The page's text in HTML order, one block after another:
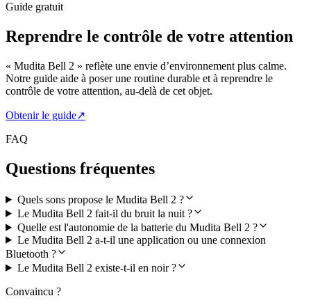
Guide gratuit
Reprendre le contrôle de votre attention
« Mudita Bell 2 » reflète une envie d’environnement plus calme.
Notre guide aide à poser une routine durable et à reprendre le
contrôle de votre attention, au-delà de cet objet.
Obtenir le guide↗
FAQ
Questions fréquentes
Quels sons propose le Mudita Bell 2 ?
Le Mudita Bell 2 fait-il du bruit la nuit ?
Quelle est l'autonomie de la batterie du Mudita Bell 2 ?
Le Mudita Bell 2 a-t-il une application ou une connexion
Bluetooth ?
Le Mudita Bell 2 existe-t-il en noir ?
Convaincu ?